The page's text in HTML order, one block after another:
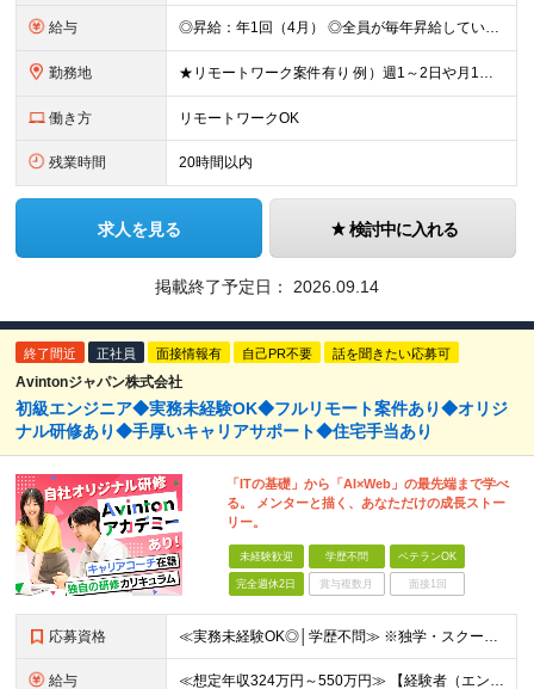
給与 ◎昇給：年1回（4月） ◎全員が毎年昇給しています！ ◎決算賞与：年1回（3月）※業績に応じて決算賞与支給 ◎想定年収：307万円～385万円 ■月給：24.3万円～31万円 ※経験・能力等を考慮
勤務地 ★リモートワーク案件有り 例）週1～2日や月1日の出社など ★転居を伴う転勤はありません ★勤務地は希望を考慮して決定 ▼下記エリアのいずれかのプロジェクト先となります 東京都、神奈川県、埼玉県、千
働き方 リモートワークOK
残業時間 20時間以内
求人を見る 検討中に入れる
掲載終了予定日： 2026.09.14
終了間近 正社員 面接情報有 自己PR不要 話を聞きたい応募可
Avintonジャパン株式会社
初級エンジニア◆実務未経験OK◆フルリモート案件あり◆オリジ
ナル研修あり◆手厚いキャリアサポート◆住宅手当あり
「ITの基礎」から「AI×Web」の最先端まで学べ
る。 メンターと描く、あなただけの成長ストー
リー。
未経験歓迎 学歴不問 ベテランOK
完全週休2日 賞与複数月 面接1回
応募資格 ≪実務未経験OK◎│学歴不問≫ ※独学・スクール・資格学習など何らかのIT学習経験がある方を想定しています ★独学からスタートし、コンビニ店長からエンジニアになった人 ★インフラ構築→アプリ開発への
給与 ≪想定年収324万円～550万円≫ 【経験者（エンジニア経験1年ほどの方を想定）】 月給30万円～＋各種手当 ※上記は固定残業代（30時間分／57,000円）を含みます。固定残業代は時間外労働の有無